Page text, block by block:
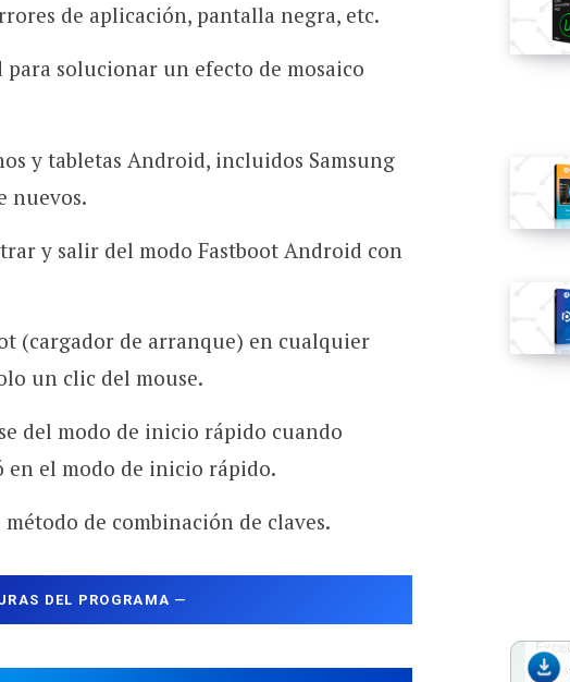
de aplicación, pantalla negra, etc.
solucionar un efecto de mosaico
y tabletas Android, incluidos Samsung
nuevos.
y salir del modo Fastboot Android con
(cargador de arranque) en cualquier
un clic del mouse.
del modo de inicio rápido cuando
en el modo de inicio rápido.
de combinación de claves.
DEL PROGRAMA —